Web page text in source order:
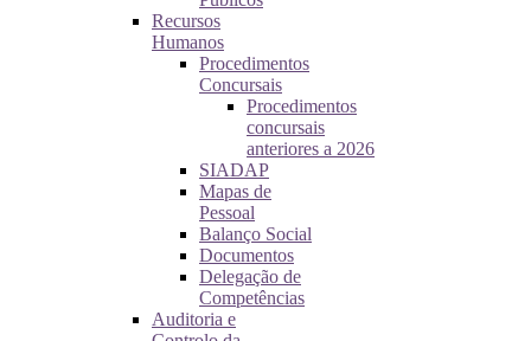
Recursos
Humanos
Procedimentos
Concursais
Procedimentos
concursais
anteriores a 2026
SIADAP
Mapas de
Pessoal
Balanço Social
Documentos
Delegação de
Competências
Auditoria e